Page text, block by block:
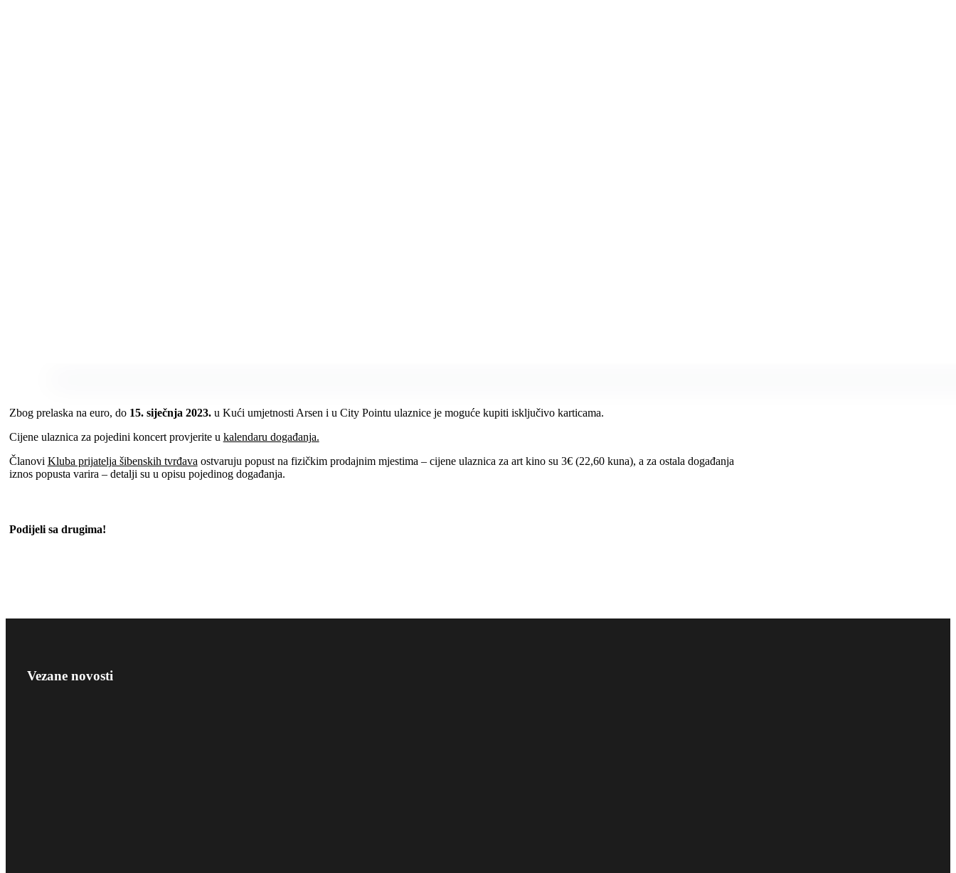
Zbog prelaska na euro, do 15. siječnja 2023.u Kući umjetnosti Arsen i u City Pointu ulaznice je moguće kupiti isključivo karticama.
Cijene ulaznica za pojedini koncert provjerite u kalendaru događanja.
Članovi Kluba prijatelja šibenskih tvrđava ostvaruju popust na fizičkim prodajnim mjestima – cijene ulaznica za art kino su 3€ (22,60 kuna), a za ostala događanja
iznos popusta varira – detalji su u opisu pojedinog događanja.
Podijeli sa drugima!
Vezane novosti